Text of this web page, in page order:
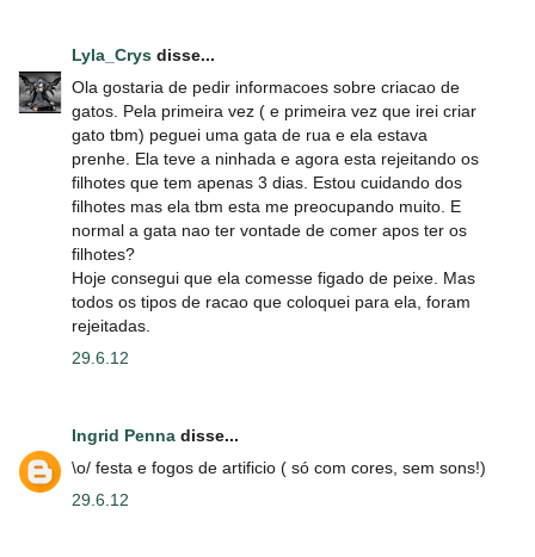
Lyla_Crys disse...
Ola gostaria de pedir informacoes sobre criacao de
gatos. Pela primeira vez ( e primeira vez que irei criar
gato tbm) peguei uma gata de rua e ela estava
prenhe. Ela teve a ninhada e agora esta rejeitando os
filhotes que tem apenas 3 dias. Estou cuidando dos
filhotes mas ela tbm esta me preocupando muito. E
normal a gata nao ter vontade de comer apos ter os
filhotes?
Hoje consegui que ela comesse figado de peixe. Mas
todos os tipos de racao que coloquei para ela, foram
rejeitadas.
29.6.12
Ingrid Penna disse...
\o/ festa e fogos de artificio ( só com cores, sem sons!)
29.6.12